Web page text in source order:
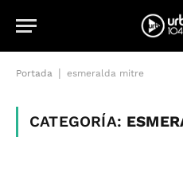
Portada esmeralda mitre
CATEGORÍA: